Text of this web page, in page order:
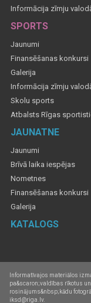
Informācija zīmju
SPORTS
Jaunumi
Finansēšanas konkursi
Galerija
Informācija zīmju
Skolu sports
Atbalsts Rīgas
JAUNATNE
Jaunumi
Brīvā laika iespējas
Nometnes
Finansēšanas konkursi
Galerija
KATALOGS
Informatīvajos materiālos
pa&scaron;valdības rīkotus
rosinājums&nbsp;kādu
iksd@riga.lv.